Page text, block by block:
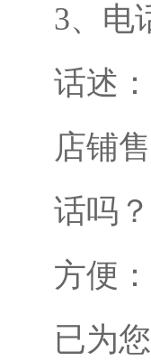
3、电
话述
店铺
话吗？
方便
已为